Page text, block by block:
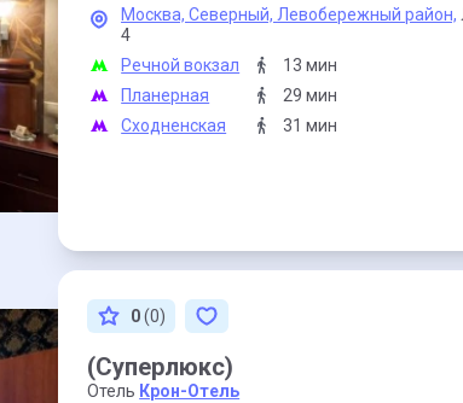
Москва,Северный,Левобережный район,
4
Речной вокзал
13 мин
Планерная
29 мин
Сходненская
31 мин
0(0)
(Суперлюкс)
Отель Крон-Отель